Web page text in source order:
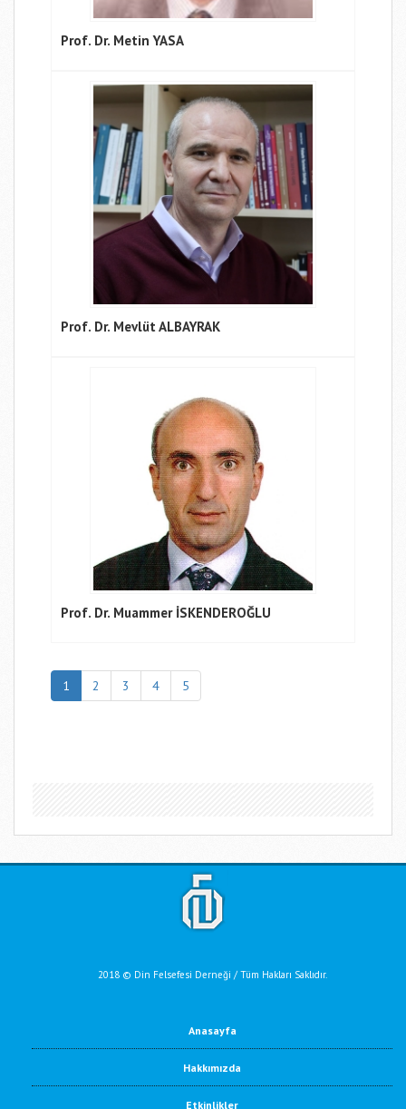
Prof. Dr. Metin YASA
Prof. Dr. Mevlüt ALBAYRAK
Prof. Dr. Muammer İSKENDEROĞLU
1 2 3 4 5
2018 © Din Felsefesi Derneği / Tüm Hakları Saklıdır.
Anasayfa
Hakkımızda
Etkinlikler